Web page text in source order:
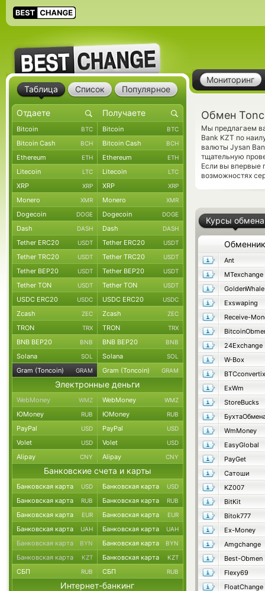
Мониторинг
Обмен
Мы предлагаем
Bank KZT по
валюты Jysan
тщательную
Если вы впервые
возможностях
Курсы обмена
Обменник
Ant
MTexchange
GoldenWhale
Exswaping
Receive-
24Exchange
W-Box
BTCconvertix
ExWm
StoreBucks
WmMoney
EasyGlobal
PayGet
Сатоши
KZ007
BitKit
Bitok777
Ex-Money
Amgchange
Best-Obmen
Flexy69
FloatChange
Таблица Список Популярное
Bitcoin BTC Bitcoin BTC
Bitcoin Cash BCH Bitcoin Cash BCH
Ethereum ETH Ethereum ETH
Litecoin LTC Litecoin LTC
XRP XRP XRP XRP
Monero XMR Monero XMR
Dogecoin DOGE Dogecoin DOGE
Dash DASH Dash DASH
Tether ERC20 USDT Tether ERC20 USDT
Tether TRC20 USDT Tether TRC20 USDT
Tether BEP20 USDT Tether BEP20 USDT
Tether TON USDT Tether TON USDT
USDC ERC20 USDC USDC ERC20 USDC
Zcash ZEC Zcash ZEC
TRON TRX TRON TRX
BNB BEP20 BNB BNB BEP20 BNB
Solana SOL Solana SOL
Gram (Toncoin) GRAM Gram (Toncoin) GRAM
Электронные деньги
WebMoney WMZ WebMoney WMZ
ЮMoney RUB ЮMoney RUB
PayPal USD PayPal USD
Volet USD Volet USD
Alipay CNY Alipay CNY
Банковские счета и карты
Банковская карта USD Банковская карта USD
Банковская карта RUB Банковская карта RUB
Банковская карта EUR Банковская карта EUR
Банковская карта UAH Банковская карта UAH
Банковская карта BYN Банковская карта BYN
Банковская карта KZT Банковская карта KZT
СБП RUB СБП RUB
Интернет-банкинг